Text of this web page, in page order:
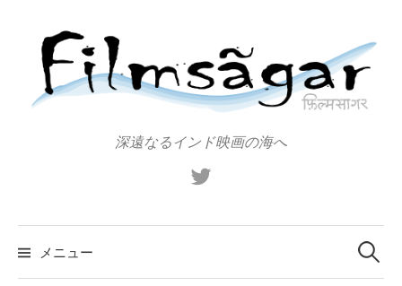
プ
深遠なるインド映画の海へ
メニュー
検
索: